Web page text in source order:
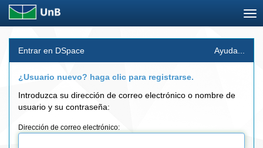
navigationEntrar en DSpace Ayuda...
¿Usuario nuevo? haga clic para registrarse.
Introduzca su dirección de correo electrónico o nombre de
usuario y su contraseña:
Dirección de correo electrónico: